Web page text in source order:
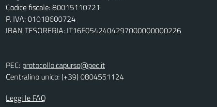
Codice fiscale: 80015110721
P. IVA: 01018600724
IBAN TESORERIA: IT16F0542404297000000000226
PEC: protocollo.capurso@pec.it
Centralino unico: (+39) 0804551124
Leggi le FAQ